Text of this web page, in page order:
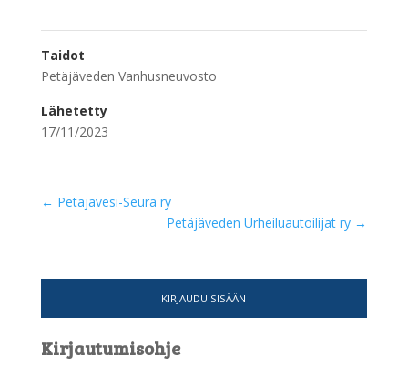
Taidot
Petäjäveden Vanhusneuvosto
Lähetetty
17/11/2023
← Petäjävesi-Seura ry
Petäjäveden Urheiluautoilijat ry →
KIRJAUDU SISÄÄN
Kirjautumisohje